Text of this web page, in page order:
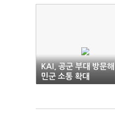
KAI, 공군 부대 방문해
민군 소통 확대